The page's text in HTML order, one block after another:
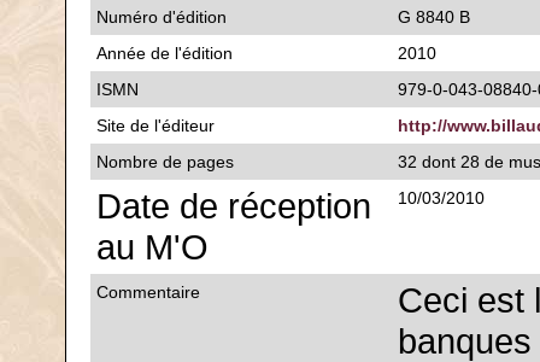
Numéro d'édition
G 8840 B
Année de l'édition
2010
ISMN
979-0-043-
Site de l'éditeur
http://
Nombre de pages
32 dont 28 de
Date de réception
au M'O
10/03/2010
Commentaire
Ceci est